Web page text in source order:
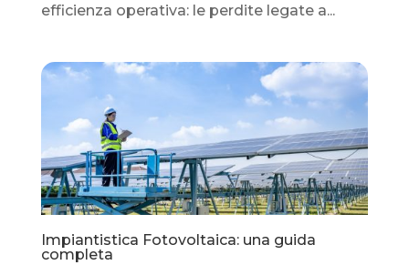
efficienza operativa: le perdite legate a...
Impiantistica Fotovoltaica: una guida
completa